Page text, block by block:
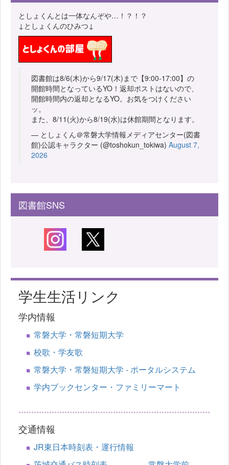
としょくんとは一体なんぞや…！？！？
↓としょくんのひみつ↓
図書館は8/6(木)から9/17(木)まで【9:00-17:00】の
開館時間となっているYO！返却ポストはないので、
開館時間内の返却となるYO。お気をつけください
ッ。
また、8/11(火)から8/19(水)は休館期間となります。
— としょくん＠常磐大学情報メディアセンター(図書
館)公認キャラクター (@toshokun_tokiwa) August 7,
2026
図書館SNS
学生生活リンク
学内情報
常磐大学・常磐短期大学
校歌・学友歌
常磐大学・常磐短期大学 - ポータルシステム
学内ブックセンター・ファミリーマート
交通情報
JR東日本時刻表・運行情報